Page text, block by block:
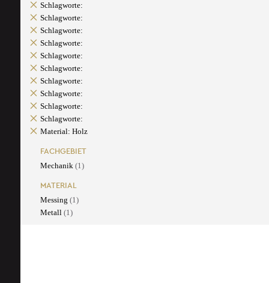
Schlagworte:
Schlagworte:
Schlagworte:
Schlagworte:
Schlagworte:
Schlagworte:
Schlagworte:
Schlagworte:
Schlagworte:
Schlagworte:
Material: Holz
FACHGEBIET
Mechanik (1)
MATERIAL
Messing (1)
Metall (1)